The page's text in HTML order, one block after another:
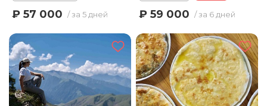
₽ 57 000 / за 5 дней ₽ 59 000 / за 6 дней